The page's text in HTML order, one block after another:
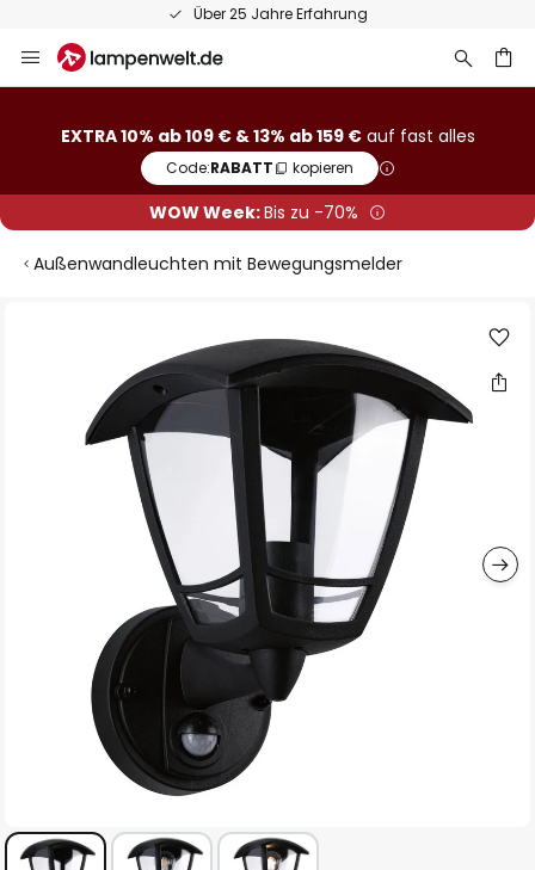
Über 25 Jahre Erfahrung
Inhalt
EXTRA 10% ab 109 € & 13% ab 159 €auf fast alles
Code:RABATT kopieren
WOW Week:Bis zu -70%
Außenwandleuchten mit Bewegungsmelder
Bildgalerie
springen